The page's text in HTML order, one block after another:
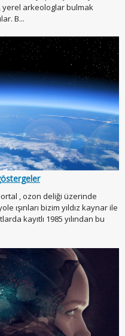
yerel arkeologlar bulmak
B...
, ozon deliği üzerinde
ışınları bizim yıldız kaynar ile
kayıtlı 1985 yılından bu